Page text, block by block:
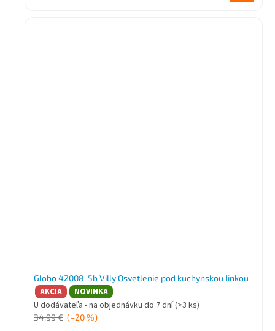
Globo 42008-5b Villy Osvetlenie pod kuchynskou linkou
AKCIA NOVINKA
U dodávateľa - na objednávku do 7 dní(>3 ks)
34,99 € (–20 %)